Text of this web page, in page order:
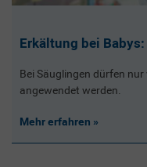
Erkältung bei
Bei Säuglingen dürfen
angewendet werden.
Mehr erfahren